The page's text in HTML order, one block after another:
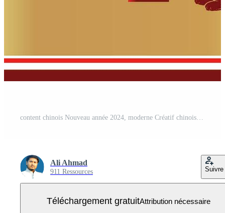
content chinois Nouveau année 2024, moderne Créatif chinois lunaire Nouveau année, chinois invitation Vecteur Gratuit
Ali Ahmad
911 Ressources Suivre
Téléchargement gratuitAttribution nécessaire